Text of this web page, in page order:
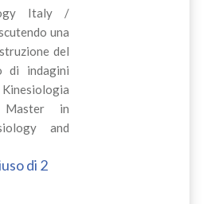
Italy /
una
del
di indagini
Master in
and
di 2